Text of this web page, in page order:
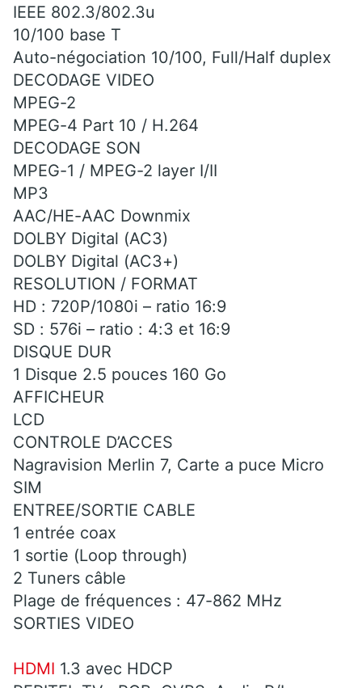
IEEE 802.3/802.3u
10/100 base T
Auto-négociation 10/100, Full/Half duplex
DECODAGE VIDEO
MPEG-2
MPEG-4 Part 10 / H.264
DECODAGE SON
MPEG-1 / MPEG-2 layer I/II
MP3
AAC/HE-AAC Downmix
DOLBY Digital (AC3)
DOLBY Digital (AC3+)
RESOLUTION / FORMAT
HD : 720P/1080i – ratio 16:9
SD : 576i – ratio : 4:3 et 16:9
DISQUE DUR
1 Disque 2.5 pouces 160 Go
AFFICHEUR
LCD
CONTROLE D’ACCES
Nagravision Merlin 7, Carte a puce Micro
SIM
ENTREE/SORTIE CABLE
1 entrée coax
1 sortie (Loop through)
2 Tuners câble
Plage de fréquences : 47-862 MHz
SORTIES VIDEO
HDMI 1.3 avec HDCP